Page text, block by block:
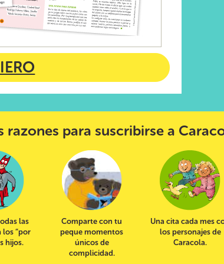
razones para suscribirse a
las
los “por
hijos.
Comparte con tu
peque momentos
únicos de
complicidad.
Una cita cada mes
los personajes de
Caracola.